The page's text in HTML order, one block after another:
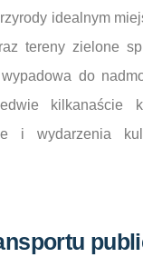
idealnym
tereny zielone
do
kilkanaście
i wydarzenia